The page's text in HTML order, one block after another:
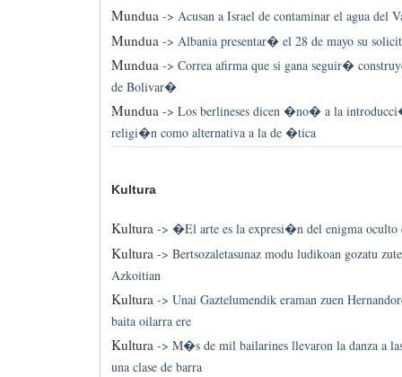
Mundua-> Acusan a Israel de contaminar el agua del
Mundua -> Albania presentar� el 28 de mayo su
Mundua-> Correa afirma que si gana seguir�
de Bolivar�
Mundua-> Los berlineses dicen �no� a la
religi�n como alternativa a la de �tica
Kultura
Kultura-> �El arte es la expresi�n del enigma
Kultura -> Bertsozaletasunaz modu ludikoan gozatu
Azkoitian
Kultura-> Unai Gaztelumendik eraman zuen
baita oilarra ere
Kultura-> M�s de mil bailarines llevaron la danza a
una clase de barra